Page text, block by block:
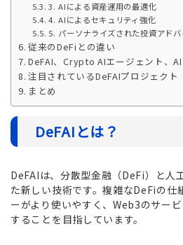
3. AIによる資産運用の最適化
4. AIによるセキュリティ強化
5. パーソナライズされた投資アドバ
従来のDeFiとの違い
DeFAI、Crypto AIエージェント、
注目されているDeFAIプロジェクト
まとめ
DeFAIとは ？
DeFAIは、分散型金融（DeFi）と人
た新しい技術です。複雑なDeFiの仕
ーがより使いやすく、Web3のサー
することを目指しています。